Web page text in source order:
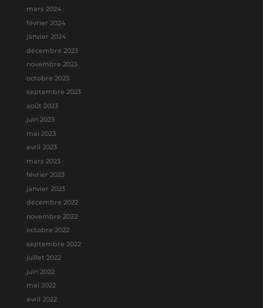
mars 2024
février 2024
janvier 2024
décembre 2023
novembre 2023
octobre 2023
septembre 2023
août 2023
juin 2023
mai 2023
avril 2023
mars 2023
février 2023
janvier 2023
décembre 2022
novembre 2022
octobre 2022
septembre 2022
juillet 2022
juin 2022
mai 2022
avril 2022